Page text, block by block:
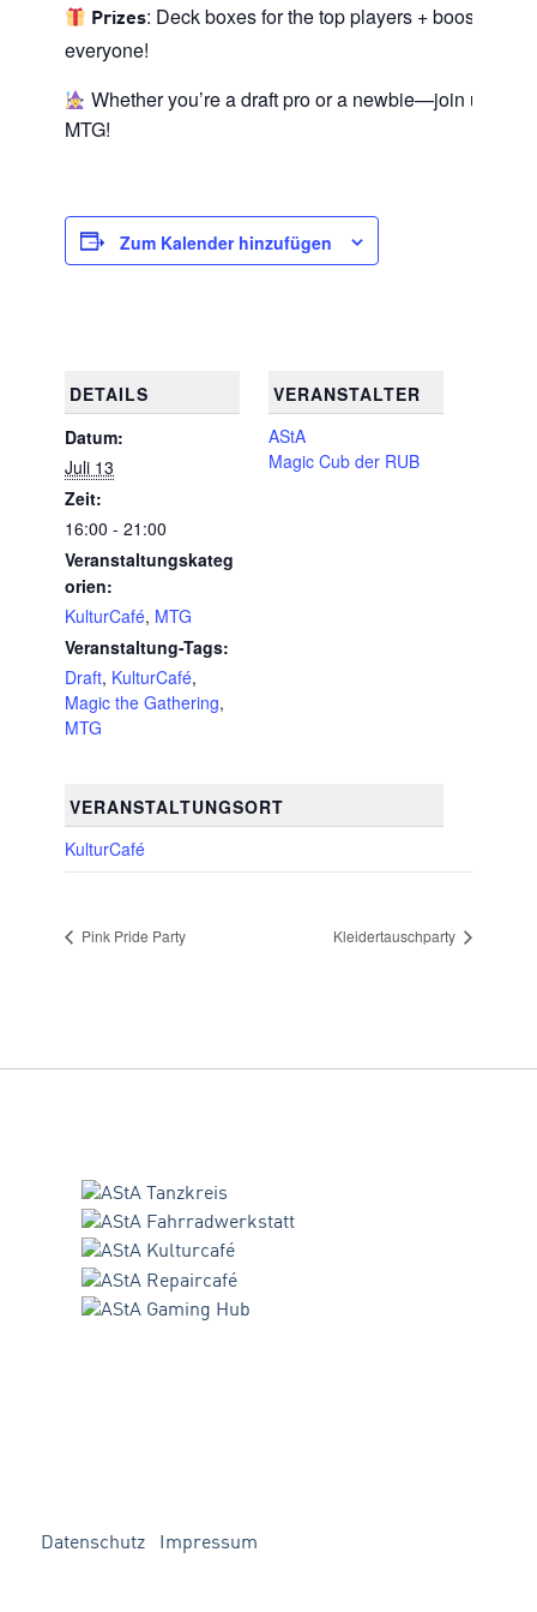
Prizes: Deck boxes for the top players + booster
everyone!
Whether you’re a draft pro or a newbie—join us and
MTG!
Zum Kalender hinzufügen
DETAILS
Datum:
Juli 13
Zeit:
16:00 - 21:00
Veranstaltungskateg
orien:
KulturCafé, MTG
Veranstaltung-Tags:
Draft, KulturCafé,
Magic the Gathering,
MTG
VERANSTALTUNGSORT
KulturCafé
VERANSTALTER
AStA
Magic Cub der RUB
Pink Pride Party Kleidertauschparty
Datenschutz Impressum